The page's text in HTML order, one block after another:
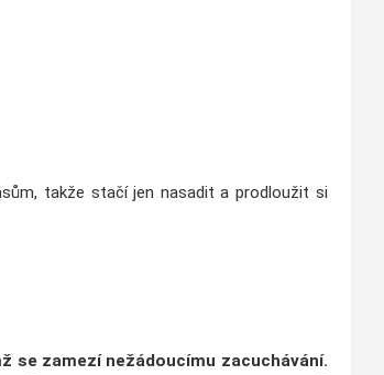
takže stačí jen nasadit a prodloužit si
se zamezí nežádoucímu zacuchávání.